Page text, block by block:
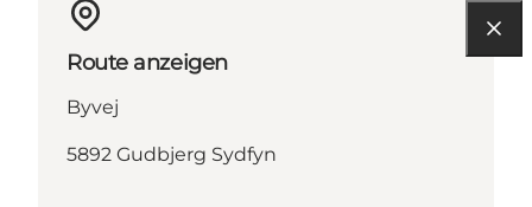
Route anzeigen
Byvej
5892 Gudbjerg Sydfyn